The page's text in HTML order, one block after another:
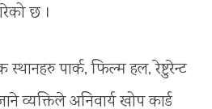
छ ।
पार्क, फिल्म हल, रेष्टुरेन्ट
व्यक्तिले अनिवार्य खोप कार्ड